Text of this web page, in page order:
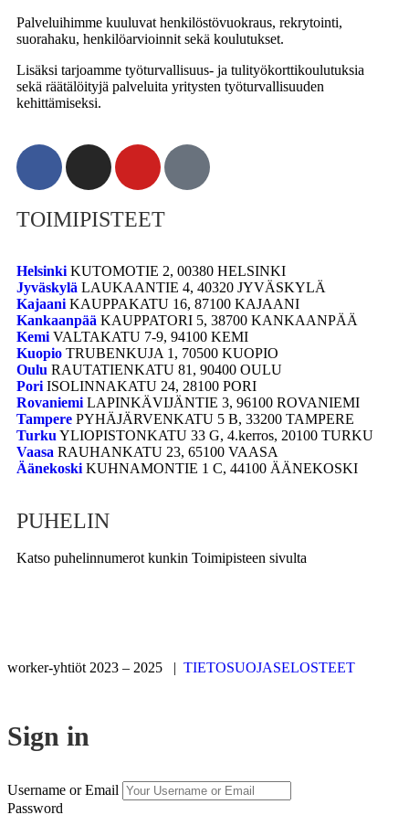
Palveluihimme kuuluvat henkilöstövuokraus, rekrytointi,
suorahaku, henkilöarvioinnit sekä koulutukset.
Lisäksi tarjoamme työturvallisuus- ja tulityökorttikoulutuksia
sekä räätälöityjä palveluita yritysten työturvallisuuden
kehittämiseksi.
TOIMIPISTEET
Helsinki KUTOMOTIE 2, 00380 HELSINKI
Jyväskylä LAUKAANTIE 4, 40320 JYVÄSKYLÄ
Kajaani KAUPPAKATU 16, 87100 KAJAANI
Kankaanpää KAUPPATORI 5, 38700 KANKAANPÄÄ
Kemi VALTAKATU 7-9, 94100 KEMI
Kuopio TRUBENKUJA 1, 70500 KUOPIO
Oulu RAUTATIENKATU 81, 90400 OULU
Pori ISOLINNAKATU 24, 28100 PORI
Rovaniemi LAPINKÄVIJÄNTIE 3, 96100 ROVANIEMI
Tampere PYHÄJÄRVENKATU 5 B, 33200 TAMPERE
Turku YLIOPISTONKATU 33 G, 4.kerros, 20100 TURKU
Vaasa RAUHANKATU 23, 65100 VAASA
Äänekoski KUHNAMONTIE 1 C, 44100 ÄÄNEKOSKI
PUHELIN
Katso puhelinnumerot kunkin Toimipisteen sivulta
worker-yhtiöt 2023 – 2025 | TIETOSUOJASELOSTEET
Sign in
Username or Email
Password